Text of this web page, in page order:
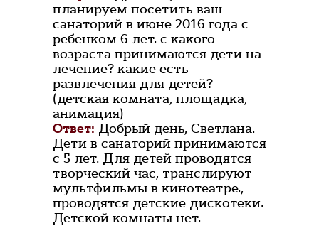
планируем посетить ваш
санаторий в июне 2016 года с
ребенком 6 лет. с какого
возраста принимаются дети на
лечение? какие есть
развлечения для детей?
(детская комната, площадка,
анимация)
Ответ: Добрый день, Светлана.
Дети в санаторий принимаются
с 5 лет. Для детей проводятся
творческий час, транслируют
мультфильмы в кинотеатре.,
проводятся детские дискотеки.
Детской комнаты нет.